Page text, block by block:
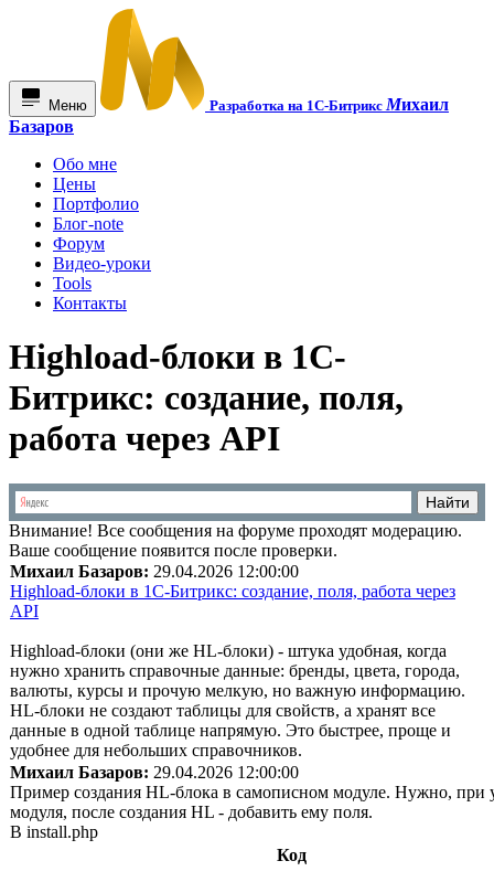
Меню Разработка на 1С-БитриксМихаил
Базаров
Обо мне
Цены
Портфолио
Блог-note
Форум
Видео-уроки
Tools
Контакты
Highload-блоки в 1С-
Битрикс: создание, поля,
работа через API
Внимание! Все сообщения на форуме проходят модерацию.
Ваше сообщение появится после проверки.
Михаил Базаров: 29.04.2026 12:00:00
Highload-блоки в 1С-Битрикс: создание, поля, работа через
API
Highload-блоки (они же HL-блоки) - штука удобная, когда
нужно хранить справочные данные: бренды, цвета, города,
валюты, курсы и прочую мелкую, но важную информацию.
HL-блоки не создают таблицы для свойств, а хранят все
данные в одной таблице напрямую. Это быстрее, проще и
удобнее для небольших справочников.
Михаил Базаров: 29.04.2026 12:00:00
Пример создания HL-блока в самописном модуле. Нужно, при
модуля, после создания HL - добавить ему поля.
В install.php
Код